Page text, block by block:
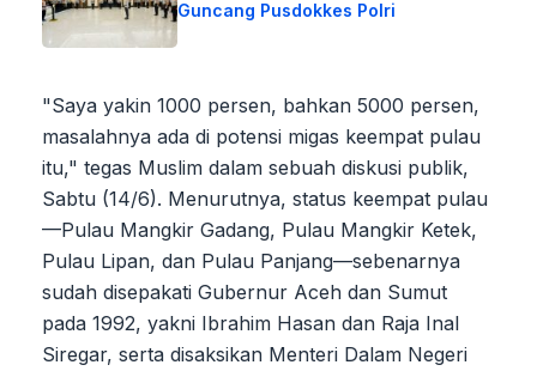
Guncang Pusdokkes Polri
"Saya yakin 1000 persen, bahkan 5000 persen,
masalahnya ada di potensi migas keempat pulau
itu," tegas Muslim dalam sebuah diskusi publik,
Sabtu (14/6). Menurutnya, status keempat pulau
—Pulau Mangkir Gadang, Pulau Mangkir Ketek,
Pulau Lipan, dan Pulau Panjang—sebenarnya
sudah disepakati Gubernur Aceh dan Sumut
pada 1992, yakni Ibrahim Hasan dan Raja Inal
Siregar, serta disaksikan Menteri Dalam Negeri